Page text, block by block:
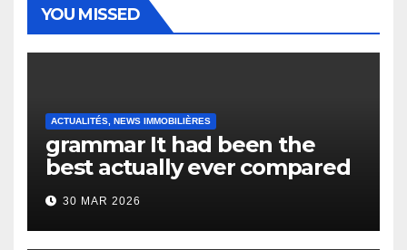
YOU MISSED
ACTUALITÉS, NEWS IMMOBILIÈRES
grammar It had been the
best actually ever compared
to it’s the top actually?
English Vocabulary Learners
Heap Change
30 MAR 2026